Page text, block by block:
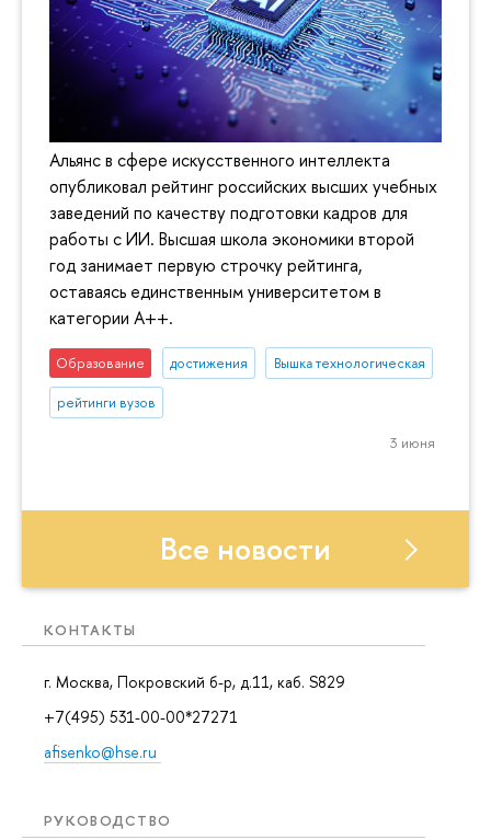
Альянс в сфере искусственного интеллекта
опубликовал рейтинг российских высших учебных
заведений по качеству подготовки кадров для
работы с ИИ. Высшая школа экономики второй
год занимает первую строчку рейтинга,
оставаясь единственным университетом в
категории A++.
Образование достижения Вышка технологическая
рейтинги вузов
3 июня
Все новости
КОНТАКТЫ
г. Москва, Покровский б-р, д.11, каб. S829
+7(495) 531-00-00*27271
afisenko@hse.ru
РУКОВОДСТВО